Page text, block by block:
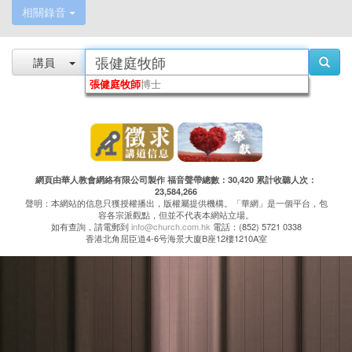
相關錄音
講員
張健庭牧師博士
網頁由華人教會網絡有限公司製作 福音聲帶總數：30,420 累計收聽人次：
23,584,266
聲明：本網站的信息只獲授權播出，版權屬提供機構。「華網」是一個平台，包
容各宗派觀點，但並不代表本網站立場。
如有查詢，請電郵到info@church.com.hk 電話：(852) 5721 0338
香港北角屈臣道4-6号海景大廈B座12樓1210A室